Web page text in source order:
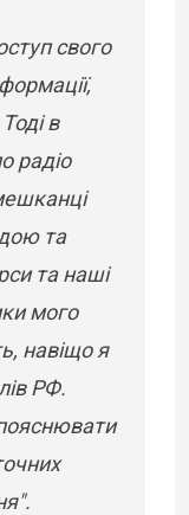
свого
в
радіо
та
та наші
мого
навіщо я
РФ.